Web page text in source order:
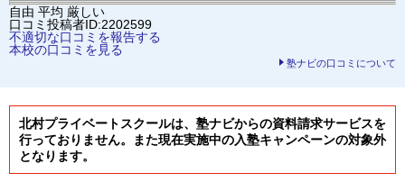
自由 平均 厳しい
口コミ投稿者ID:2202599
不適切な口コミを報告する
本校の口コミを見る
塾ナビの口コミについて
北村プライベートスクールは、塾ナビからの資料請求サービスを
行っておりません。また現在実施中の入塾キャンペーンの対象外
となります。